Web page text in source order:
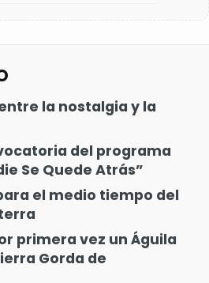
la nostalgia y la
del programa
Se Quede Atrás”
el medio tiempo del
primera vez un Águila
Gorda de